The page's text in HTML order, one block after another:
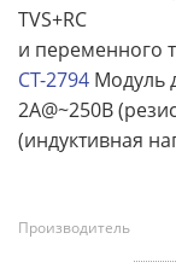
TVS+RC
и переменного
CT-2794 Модуль
2A@~250В
(индуктивная
Производитель